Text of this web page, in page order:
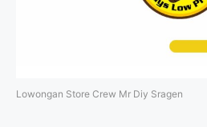
Lowongan Store Crew Mr Diy Sragen